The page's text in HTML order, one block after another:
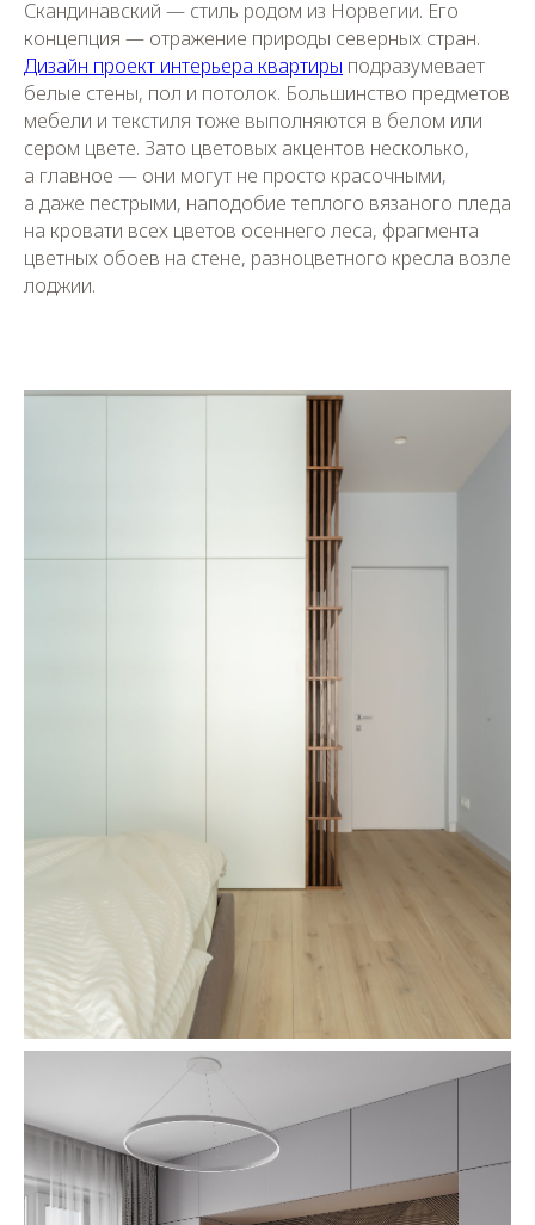
Скандинавский — стиль родом из Норвегии. Его
концепция — отражение природы северных стран.
Дизайн проект интерьера квартиры подразумевает
белые стены, пол и потолок. Большинство предметов
мебели и текстиля тоже выполняются в белом или
сером цвете. Зато цветовых акцентов несколько,
а главное — они могут не просто красочными,
а даже пестрыми, наподобие теплого вязаного пледа
на кровати всех цветов осеннего леса, фрагмента
цветных обоев на стене, разноцветного кресла возле
лоджии.